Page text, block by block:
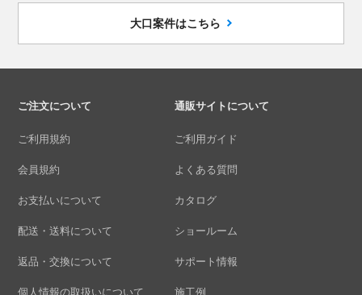
大口案件はこちら
ご注文について
ご利用規約
会員規約
お支払いについて
配送・送料について
返品・交換について
個人情報の取扱いについて
通販サイトについて
ご利用ガイド
よくある質問
カタログ
ショールーム
サポート情報
施工例